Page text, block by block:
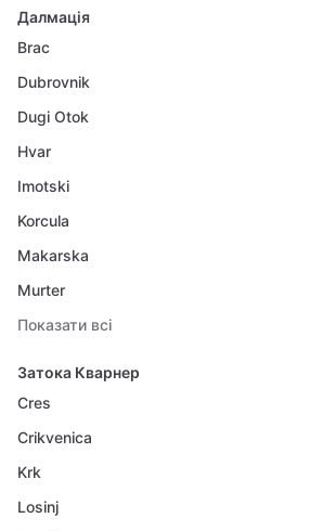
Далмація
Brac
Dubrovnik
Dugi Otok
Hvar
Imotski
Korcula
Makarska
Murter
Показати всі
Затока Кварнер
Cres
Crikvenica
Krk
Losinj